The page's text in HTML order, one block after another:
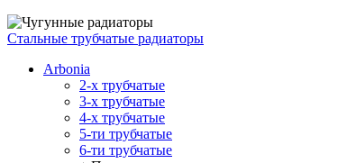
Стальные трубчатые радиаторы
Arbonia
2-х трубчатые
3-х трубчатые
4-х трубчатые
5-ти трубчатые
6-ти трубчатые